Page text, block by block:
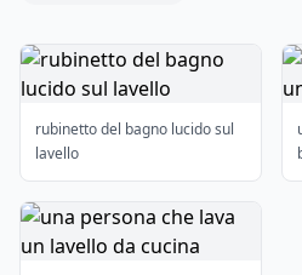
rubinetto del bagno lucido sul
lavello